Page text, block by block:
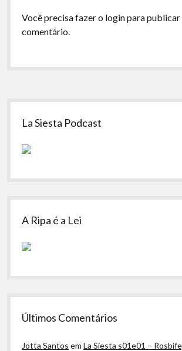
Você precisa fazer o loginpara publicar
comentário.
Sidebar
La Siesta Podcast
A Ripa é a Lei
Últimos Comentários
Jotta Santos emLa Siesta s01e01 –